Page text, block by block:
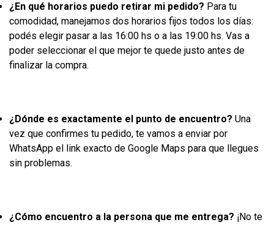
¿En qué horarios puedo retirar mi pedido? Para tu
comodidad, manejamos dos horarios fijos todos los días:
podés elegir pasar a las 16:00 hs o a las 19:00 hs. Vas a
poder seleccionar el que mejor te quede justo antes de
finalizar la compra.
¿Dónde es exactamente el punto de encuentro? Una
vez que confirmes tu pedido, te vamos a enviar por
WhatsApp el link exacto de Google Maps para que llegues
sin problemas.
¿Cómo encuentro a la persona que me entrega? ¡No te